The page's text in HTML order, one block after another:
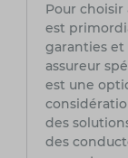
Pour choisir
est
garanties et
assureur
est une
des
des